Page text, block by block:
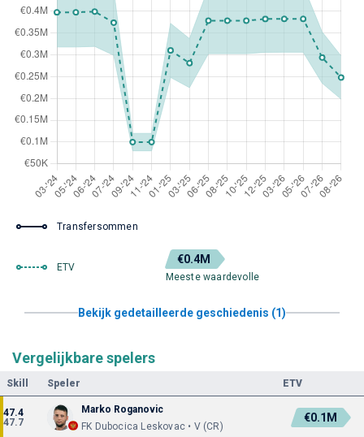
Transfersommen
ETV
€0.4M
Meeste waardevolle
Bekijk gedetailleerde geschiedenis (1)
Vergelijkbare spelers
Skill Speler ETV
47.4
47.7
Marko Roganovic
FK Dubocica Leskovac • V (CR)
€0.1M